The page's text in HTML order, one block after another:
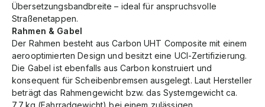
Übersetzungsbandbreite – ideal für anspruchsvolle
Straßenetappen.
Rahmen & Gabel
Der Rahmen besteht aus Carbon UHT Composite mit einem
aerooptimierten Design und besitzt eine UCI-Zertifizierung.
Die Gabel ist ebenfalls aus Carbon konstruiert und
konsequent für Scheibenbremsen ausgelegt. Laut Hersteller
beträgt das Rahmengewicht bzw. das Systemgewicht ca.
7,7 kg (Fahrradgewicht) bei einem zulässigen